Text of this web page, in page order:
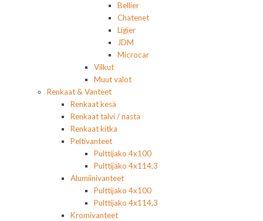
Bellier
Chatenet
Ligier
JDM
Microcar
Vilkut
Muut valot
Renkaat & Vanteet
Renkaat kesä
Renkaat talvi / nasta
Renkaat kitka
Peltivanteet
Pulttijako 4x100
Pulttijako 4x114,3
Alumiinivanteet
Pulttijako 4x100
Pulttijako 4x114,3
Kromivanteet